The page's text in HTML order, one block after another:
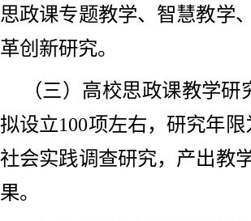
思政课专题教学、智慧教学
革创新研究。
（三）高校思政课教学
拟设立100项左右，研究年
社会实践调查研究，产出教
果。